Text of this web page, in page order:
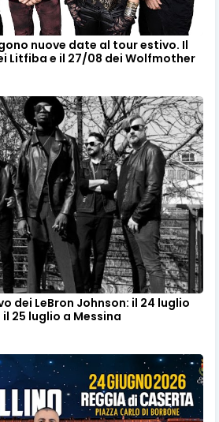
nuove date al tour estivo. Il
Litfiba e il 27/08 dei Wolfmother
dei LeBron Johnson: il 24 luglio
il 25 luglio a Messina